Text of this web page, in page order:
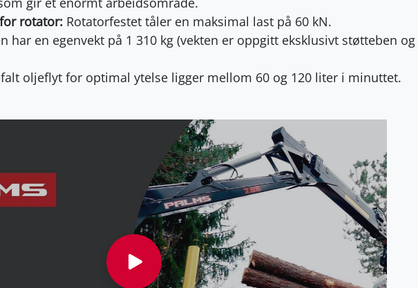
rotator: Rotatorfestet tåler en maksimal last på 60 kN.
har en egenvekt på 1 310 kg (vekten er oppgitt eksklusivt støtteben og
oljeflyt for optimal ytelse ligger mellom 60 og 120 liter i minuttet.